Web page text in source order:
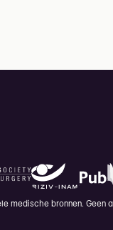
medische bronnen. Geen